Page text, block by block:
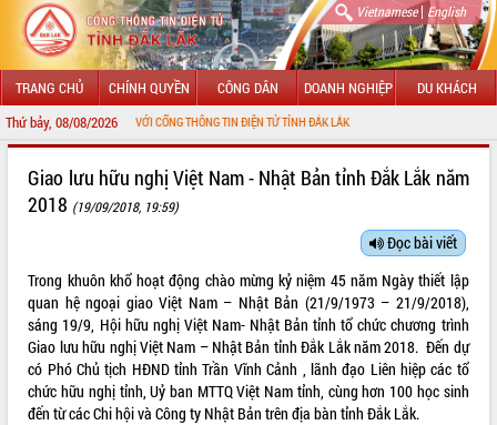
Vietnamese| English
TRANG CHỦ CHÍNH QUYỀN CÔNG DÂN DOANH NGHIỆP DU KHÁCH
Thứ bảy, 08/08/2026
ĐẾN VỚI CỔNG THÔNG TIN ĐIỆN TỬ TỈNH ĐẮK LẮK
LÃNH ĐẠO UBND TỈNH
SỞ, BAN, NGÀNH
UBND CÁC XÃ, PHƯỜNG
THÔNG TIN CHỈ ĐẠO ĐIỀU HÀNH
Giao lưu hữu nghị Việt Nam - Nhật Bản tỉnh Đắk Lắk năm
2018 (19/09/2018, 19:59)
Đọc bài viết
Trong khuôn khổ hoạt động chào mừng kỷ niệm 45 năm Ngày thiết lập
quan hệ ngoại giao Việt Nam – Nhật Bản (21/9/1973 – 21/9/2018),
sáng 19/9, Hội hữu nghị Việt Nam- Nhật Bản tỉnh tổ chức chương trình
Giao lưu hữu nghị Việt Nam – Nhật Bản tỉnh Đắk Lắk năm 2018. Đến dự
có Phó Chủ tịch HĐND tỉnh Trần Vĩnh Cảnh , lãnh đạo Liên hiệp các tổ
chức hữu nghị tỉnh, Uỷ ban MTTQ Việt Nam tỉnh, cùng hơn 100 học sinh
đến từ các Chi hội và Công ty Nhật Bản trên địa bàn tỉnh Đắk Lắk.